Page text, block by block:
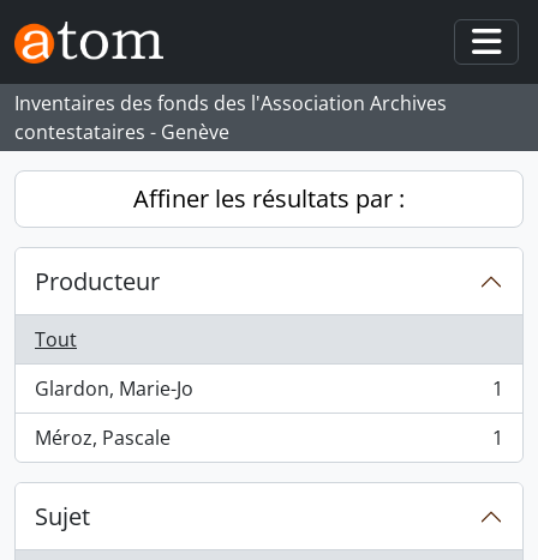
Skip to main content
Inventaires des fonds des l'Association Archives
contestataires - Genève
Affiner les résultats par :
Producteur
Tout
Glardon, Marie-Jo
, 1 résultats
1
Méroz, Pascale
, 1 résultats 1
Sujet